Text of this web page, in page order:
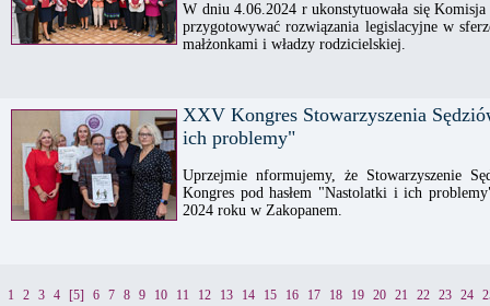
W dniu 4.06.2024 r ukonstytuowała się
przygotowywać rozwiązania legislacyjne w
małżonkami i władzy rodzicielskiej.
XXV Kongres Stowarzyszenia
ich problemy"
Uprzejmie nformujemy, że Stowarzyszenie
Kongres pod hasłem "Nastolatki i ich
2024 roku w Zakopanem.
1 2 3 4 [5] 6 7 8 9 10 11 12 13 14 15 16 17 18 19 20 21 22 23 24